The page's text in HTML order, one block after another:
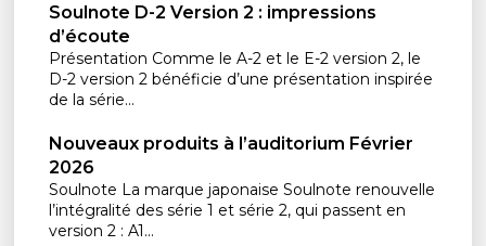
Soulnote D-2 Version 2 : impressions
d’écoute
Présentation Comme le A-2 et le E-2 version 2, le
D-2 version 2 bénéficie d’une présentation inspirée
de la série...
Nouveaux produits à l’auditorium Février
2026
Soulnote La marque japonaise Soulnote renouvelle
l’intégralité des série 1 et série 2, qui passent en
version 2 : A1...